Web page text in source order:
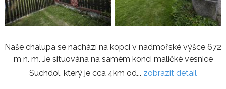
Naše chalupa se nachází na kopci v nadmořské výšce 672
m n. m. Je situována na samém konci maličké vesnice
Suchdol, který je cca 4km od... zobrazit detail